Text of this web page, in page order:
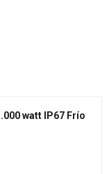
watt IP67 Frío